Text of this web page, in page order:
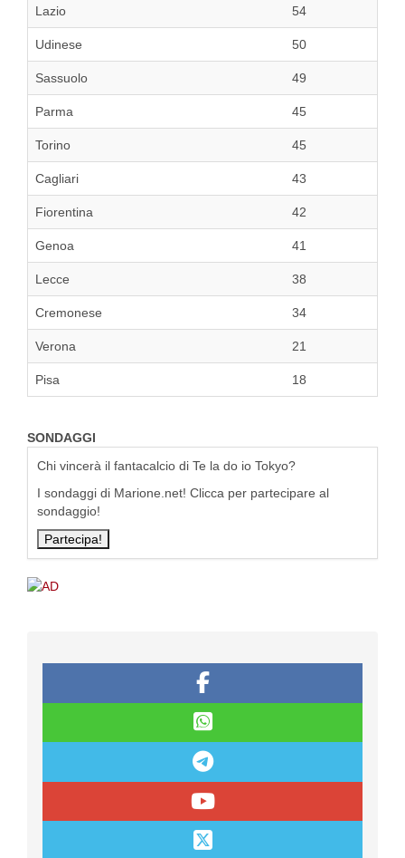
Lazio 54
Udinese 50
Sassuolo 49
Parma 45
Torino 45
Cagliari 43
Fiorentina 42
Genoa 41
Lecce 38
Cremonese 34
Verona 21
Pisa 18
SONDAGGI
Chi vincerà il fantacalcio di Te la do io Tokyo?
I sondaggi di Marione.net! Clicca per partecipare al
sondaggio!